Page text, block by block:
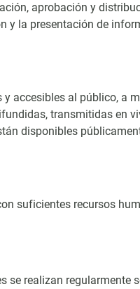
aprobación y
y la presentación de
accesibles al público, a
transmitidas en
disponibles
suficientes recursos
se realizan regularmente